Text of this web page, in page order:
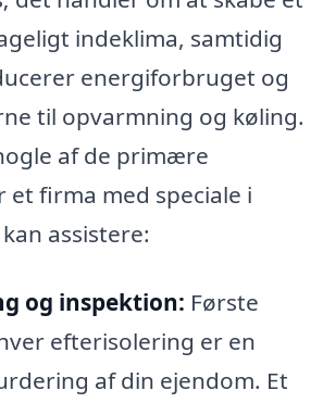
indeklima, samtidig
energiforbruget og
til opvarmning og køling.
af de primære
et firma med speciale i
assistere:
og inspektion: Første
efterisolering er en
af din ejendom. Et